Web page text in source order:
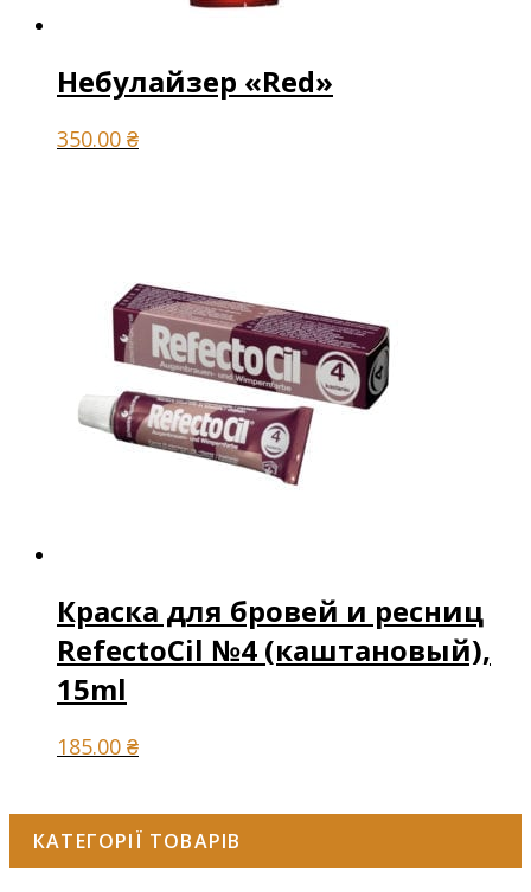
Небулайзер «Red»
350.00 ₴
Краска для бровей и ресниц
RefectoCil №4 (каштановый),
15ml
185.00 ₴
КАТЕГОРІЇ ТОВАРІВ